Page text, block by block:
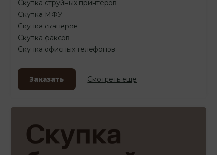
Скупка струйных принтеров
Скупка МФУ
Скупка сканеров
Скупка факсов
Скупка офисных телефонов
Заказать Смотреть еще